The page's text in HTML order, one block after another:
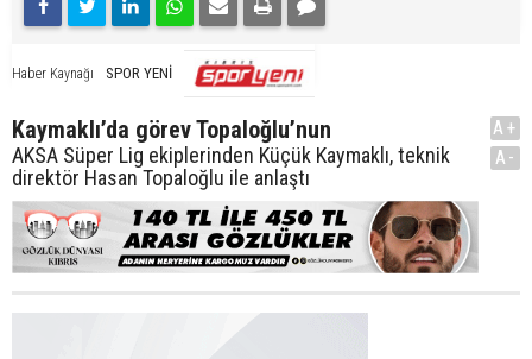
Haber Kaynağı SPOR YENİ
Kaymaklı’da görev Topaloğlu’nun
AKSA Süper Lig ekiplerinden Küçük Kaymaklı, teknik
direktör Hasan Topaloğlu ile anlaştı
A+
A-